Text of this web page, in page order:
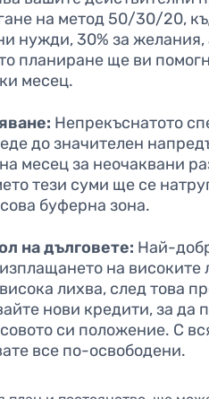
на метод 50/30/20,
нужди, 30% за желания,
планиране ще ви
месец.
Непрекъснатото
до значителен
месец за неочаквани
тези суми ще се
буферна зона.
на дълговете: Най-
на високите
лихва, след това
нови кредити, за да
си положение. С
все по-освободени.